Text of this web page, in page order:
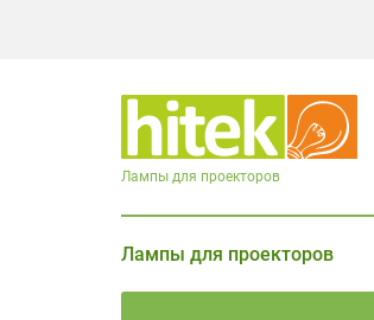
Лампы для проекторов
Лампы для проекторов